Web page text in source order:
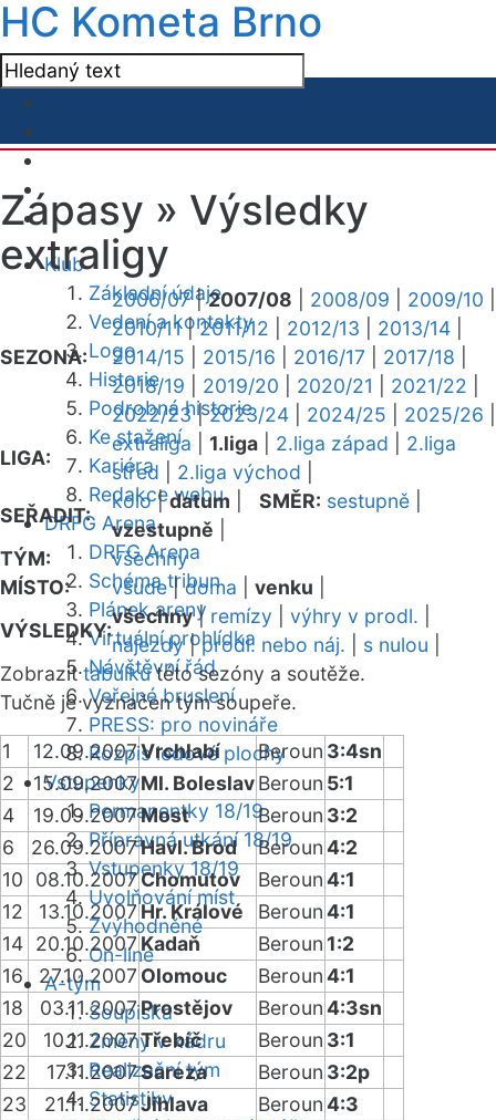
HC Kometa Brno
Klub
Základní údaje
Vedení a kontakty
Logo
Historie
Podrobná historie
Ke stažení
Kariéra
Redakce webu
DRFG Arena
DRFG Arena
Schéma tribun
Plánek areny
Virtuální prohlídka
Návštěvní řád
Veřejné bruslení
PRESS: pro novináře
Rozpis ledové plochy
Vstupenky
Permanentky 18/19
Přípravná utkání 18/19
Vstupenky 18/19
Uvolňování míst
Zvýhodněné
On-line
A-tým
Soupiska
Změny v kádru
Realizační tým
Statistiky
Zápasy » Výsledky
extraligy
SEZONA:
2006/07|2007/08 2008/09 2009/10
2010/11|2011/12 2012/13 2013/14
2014/15
2015/16 2016/17 2017/18
2018/19
2019/20 2020/21 2021/22
2022/23|2023/24 2024/25 2025/26
LIGA:
extraliga 1.liga 2.liga západ
2.liga
střed
2.liga východ
SEŘADIT:
kolo|datum SMĚR: sestupně
vzestupně
TÝM:
všechny
MÍSTO:
všude|doma venku
VÝSLEDKY:
všechny| remízy výhry v prodl.
nájezdy|prodl. nebo náj. s nulou
Zobrazittabulkutéto sezóny a soutěže.
Tučně je vyznačen tým soupeře.
1 12.09.2007Vrchlabí Beroun 3:4sn
2
15.09.2007Ml. BoleslavBeroun 5:1
4
19.09.2007Most Beroun 3:2
6
26.09.2007Havl. Brod Beroun4:2
10
08.10.2007Chomutov Beroun4:1
12
13.10.2007 Hr. Králové Beroun4:1
14 20.10.2007 Kadaň Beroun 1:2
16
27.10.2007 Olomouc Beroun4:1
18
03.11.2007 Prostějov Beroun4:3sn
20
10.11.2007Třebíč Beroun 3:1
22
17.11.2007Sareza Beroun 3:2p
23
21.11.2007Jihlava Beroun4:3